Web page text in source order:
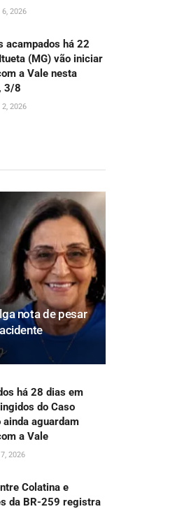
6, 2026
acampados há 22
(MG) vão iniciar
a Vale nesta
3/8
2, 2026
nota de pesar
há 28 dias em
do Caso
ainda aguardam
a Vale
2026
Colatina e
da BR-259 registra